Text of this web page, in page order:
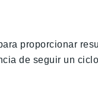
proporcionar
de seguir un